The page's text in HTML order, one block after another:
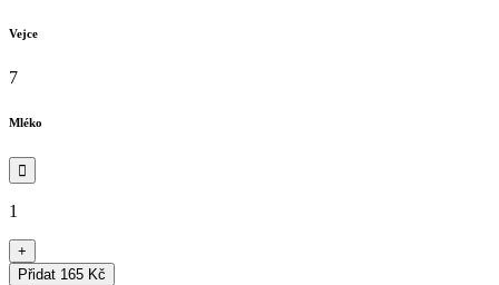
Vejce
7
Mléko

1
+
Přidat 165 Kč